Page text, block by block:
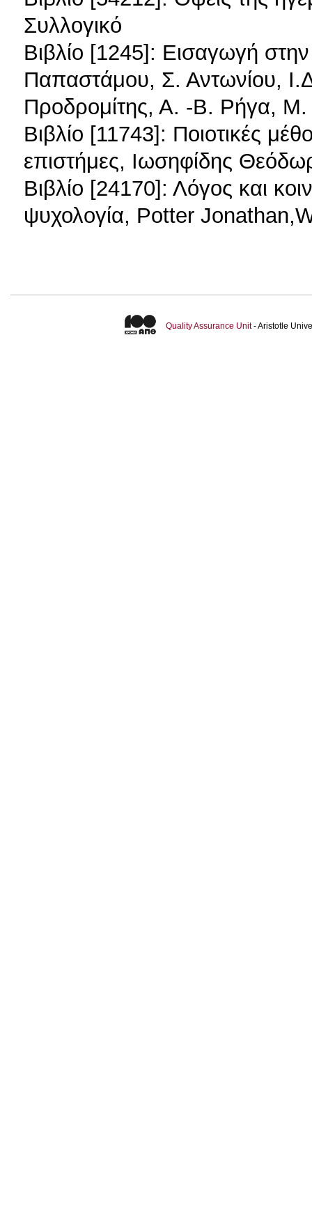
Συλλογικό
Βιβλίο [1245]: Εισαγωγή
Παπαστάμου, Σ. Αντωνίου,
Προδρομίτης, Α. -Β. Ρήγα,
Βιβλίο [11743]: Ποιοτικές
επιστήμες, Ιωσηφίδης
Βιβλίο [24170]: Λόγος και
ψυχολογία, Potter
Quality Assurance Unit- Aristotle